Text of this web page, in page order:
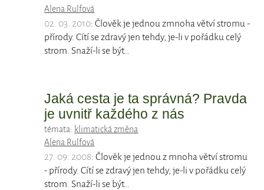
Alena Rulfová
02. 03. 2010: Člověk je jednou zmnoha větví stromu -
přírody. Cítí se zdravý jen tehdy, je-li v pořádku celý
strom. Snaží-li se být…
Jaká cesta je ta správná? Pravda
je uvnitř každého z nás
témata: klimatická změna
Alena Rulfová
27. 09. 2008: Člověk je jednou z mnoha větví stromu
- přírody. Cítí se zdravý jen tehdy, je-li v pořádku celý
strom. Snaží-li se být…